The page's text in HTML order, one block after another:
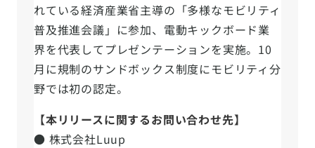
れている経済産業省主導の「多様なモビリティ
普及推進会議」に参加、電動キックボード業
界を代表してプレゼンテーションを実施。10
月に規制のサンドボックス制度にモビリティ分
野では初の認定。
【本リリースに関するお問い合わせ先】
● 株式会社Luup